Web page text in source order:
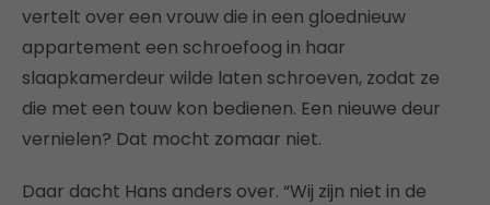
vertelt over een vrouw die in een gloednieuw
appartement een schroefoog in haar
slaapkamerdeur wilde laten schroeven, zodat ze
die met een touw kon bedienen. Een nieuwe deur
vernielen? Dat mocht zomaar niet.
Daar dacht Hans anders over. “Wij zijn niet in de